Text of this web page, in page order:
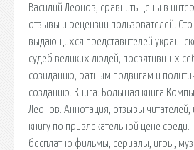
Василий Леонов, сравнить цены в
отзывы и рецензии пользователей.
выдающихся представителей
судеб великих людей, посвятивших
созиданию, ратным подвигам и
созданию. Книга: Большая книга
Леонов. Аннотация, отзывы читателей,
книгу по привлекательной цене среди.
бесплатно фильмы, сериалы, игры,